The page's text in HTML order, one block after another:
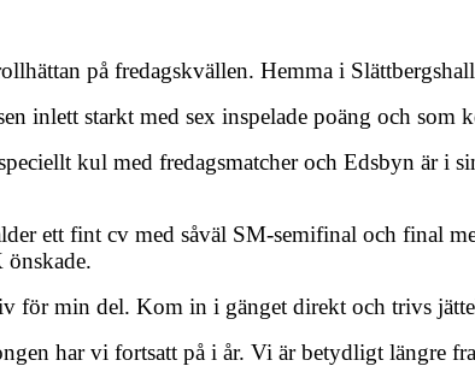
på fredagskvällen. Hemma i
inlett starkt med sex inspelade poäng och som
kul med fredagsmatcher och Edsbyn är i
ett fint cv med såväl SM-semifinal och final
för min del. Kom in i gänget direkt och trivs
har vi fortsatt på i år. Vi är betydligt längre